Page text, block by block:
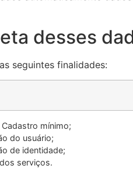
desses
seguintes finalidades:
mínimo;
do usuário;
de identidade;
serviços.